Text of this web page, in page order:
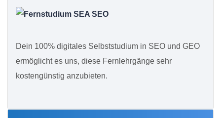
Dein 100% digitales Selbststudium in SEO und GEO
ermöglicht es uns, diese Fernlehrgänge sehr
kostengünstig anzubieten.